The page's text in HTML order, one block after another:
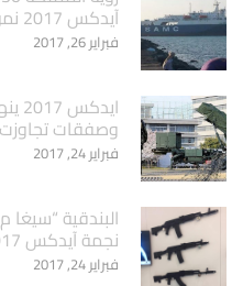
آيدكس 2017 نموذجاَ
فبراير 26, 2017
وصفقات تجاوزت 19.3 مليار درهم اماراتي
فبراير 24, 2017
البندقية
نجمة آيدكس 2017
فبراير 24, 2017